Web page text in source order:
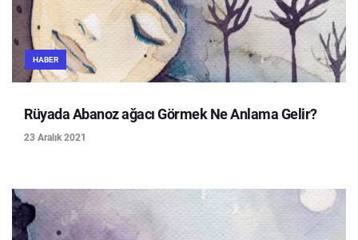
HABER
Rüyada Abanoz ağacı Görmek Ne Anlama Gelir?
23 Aralık 2021